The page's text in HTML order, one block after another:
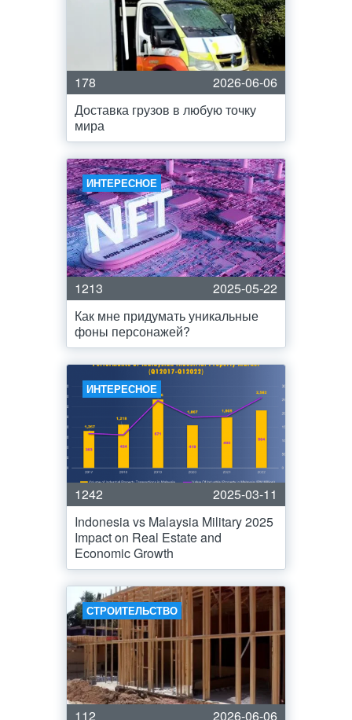
178
2026-06-06
Доставка грузов в любую точку
мира
ИНТЕРЕСНОЕ
1213
2025-05-22
Как мне придумать уникальные
фоны персонажей?
ИНТЕРЕСНОЕ
1242
2025-03-11
Indonesia vs Malaysia Military 2025
Impact on Real Estate and
Economic Growth
СТРОИТЕЛЬСТВО
112
2026-06-06